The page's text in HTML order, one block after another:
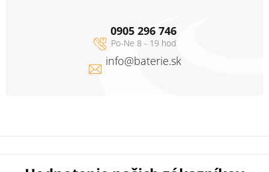
info@baterie.sk
0905 296 746